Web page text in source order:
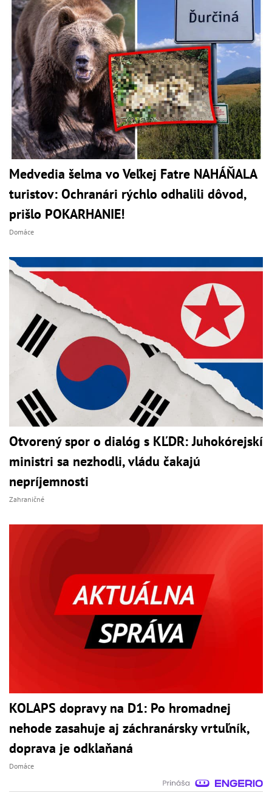
Medvedia šelma vo Veľkej Fatre NAHÁŇALA
turistov: Ochranári rýchlo odhalili dôvod,
prišlo POKARHANIE!
Domáce
Otvorený spor o dialóg s KĽDR: Juhokórejskí
ministri sa nezhodli, vládu čakajú
nepríjemnosti
Zahraničné
KOLAPS dopravy na D1: Po hromadnej
nehode zasahuje aj záchranársky vrtuľník,
doprava je odklaňaná
Domáce